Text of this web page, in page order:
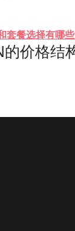
套餐选择有哪些
价格结